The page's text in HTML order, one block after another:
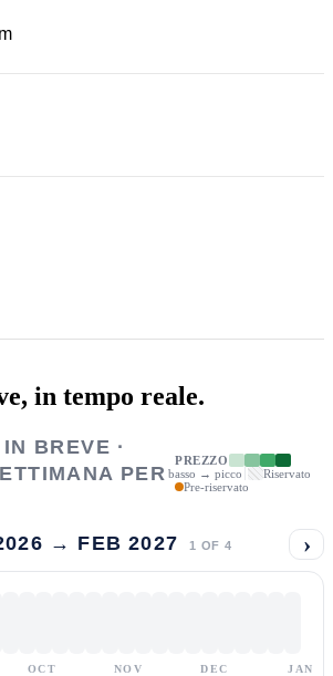
in tempo reale.
BREVE ·
PER
PREZZO
basso → picco
Riservato
Pre-riservato
→ FEB 2027 1 OF 4 ›
OCT NOV DEC JAN